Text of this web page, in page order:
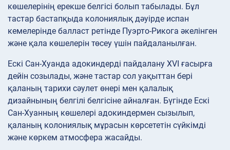
көшелерінің ерекше белгісі болып табылады. Бұл
тастар бастапқыда колониялық дәуірде испан
кемелерінде балласт ретінде Пуэрто-Рикога әкелінген
және қала көшелерін төсеу үшін пайдаланылған.
Ескі Сан-Хуанда адокиндерді пайдалану XVI ғасырға
дейін созылады, және тастар сол уақыттан бері
қаланың тарихи сәулет өнері мен қалалық
дизайнының белгілі белгісіне айналған. Бүгінде Ескі
Сан-Хуанның көшелері адокиндермен сызылып,
қаланың колониялық мұрасын көрсететін сүйкімді
және көркем атмосфера жасайды.